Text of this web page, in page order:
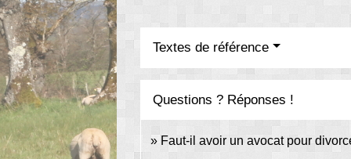
Textes de référence
Questions ? Réponses !
Faut-il avoir un avocat pour